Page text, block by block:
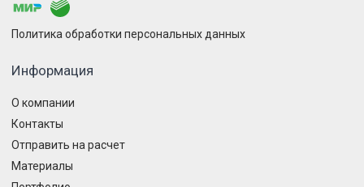
Политика обработки персональных данных
Информация
О компании
Контакты
Отправить на расчет
Материалы